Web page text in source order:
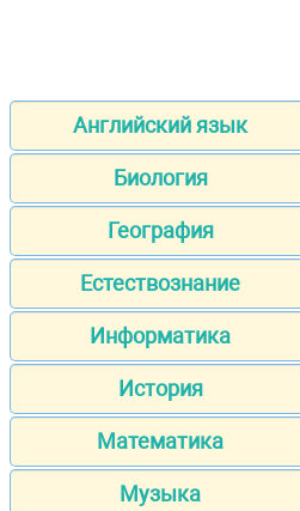
Английский язык
Биология
География
Естествознание
Информатика
История
Математика
Музыка